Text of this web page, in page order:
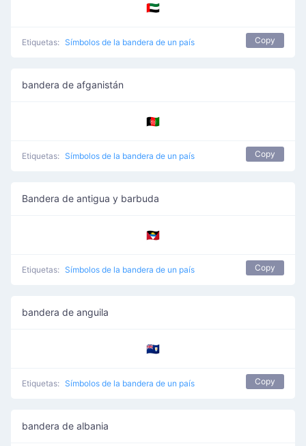
🇦🇪
Etiquetas: Símbolos de la bandera de un país Copy
bandera de afganistán
🇦🇫
Etiquetas: Símbolos de la bandera de un país Copy
Bandera de antigua y barbuda
🇦🇬
Etiquetas: Símbolos de la bandera de un país Copy
bandera de anguila
🇦🇮
Etiquetas: Símbolos de la bandera de un país Copy
bandera de albania